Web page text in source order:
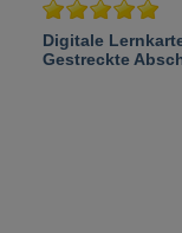
Digitale
Gestreckte